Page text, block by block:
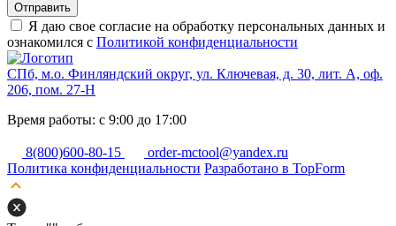
Отправить
Я даю свое согласие на обработку персональных данных и
ознакомился с Политикой конфиденциальности
СПб, м.о. Финляндский округ, ул. Ключевая, д. 30, лит. А, оф.
206, пом. 27-Н
Время работы: с 9:00 до 17:00
8(800)600-80-15
order-mctool@yandex.ru
Политика конфиденциальности Разработано в TopForm